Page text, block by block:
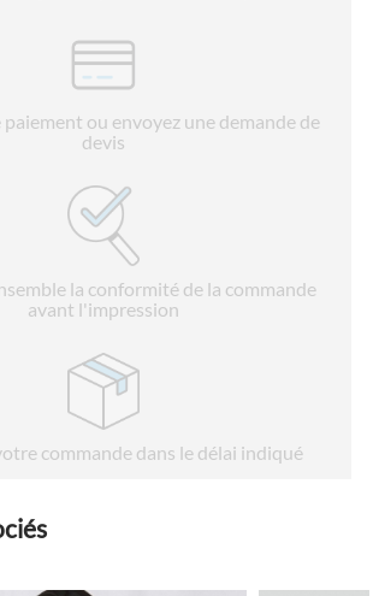
paiement ou envoyez une demande de
devis
la conformité de la commande
avant l'impression
commande dans le délai indiqué